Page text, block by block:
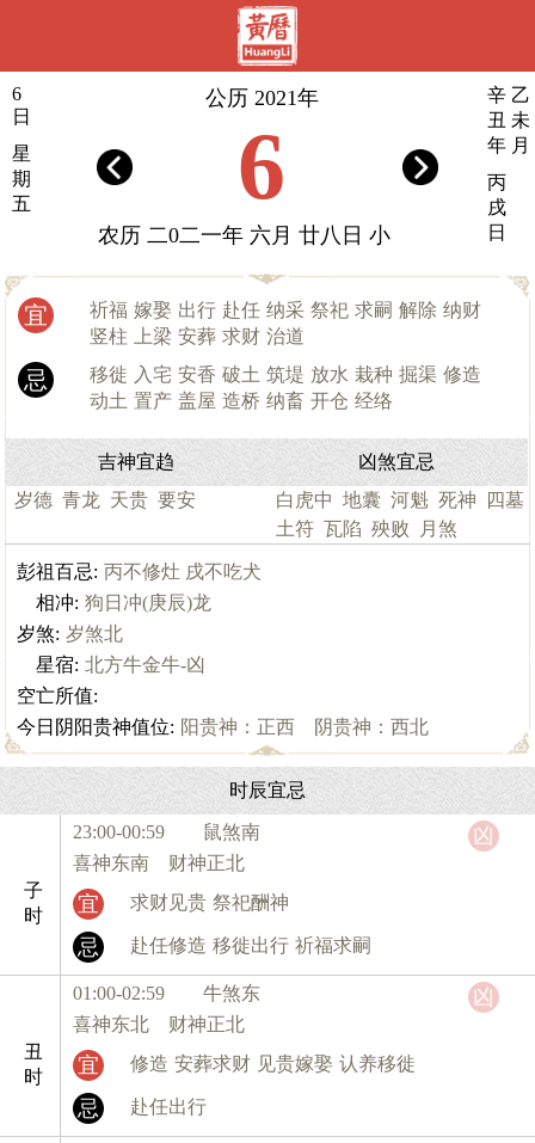
6
日
星
期
五
辛
丑
年
乙
未
月
丙
戌
日
公历 2021年
6
农历 二0二一年 六月 廿八日 小
宜 祈福 嫁娶 出行 赴任 纳采 祭祀 求嗣 解除 纳财
竖柱
上梁 安葬 求财 治道
忌 移徙 入宅 安香 破土 筑堤 放水 栽种 掘渠 修造
动土 置产 盖屋 造桥 纳畜 开仓 经络
吉神宜趋
岁德 青龙 天贵 要安
凶煞宜忌
白虎中 地囊 河魁 死神
四墓
土符 瓦陷 殃败 月煞
彭祖百忌: 丙不修灶 戌不吃犬
相冲: 狗日冲(庚辰)龙
岁煞: 岁煞北
星宿: 北方牛金牛-凶
空亡所值:
今日阴阳贵神值位: 阳贵神：正西 阴贵神：西北
时辰宜忌
子
时
23:00-00:59 鼠煞南
喜神东南 财神正北
宜 求财见贵 祭祀酬神
忌 赴任修造 移徙出行 祈福求嗣
凶
丑
时
01:00-02:59 牛煞东
喜神东北 财神正北
宜 修造 安葬求财 见贵嫁娶 认养移徙
忌 赴任出行
凶